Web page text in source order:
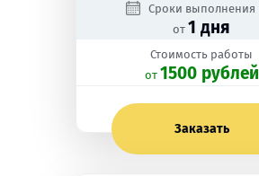
Сроки выполнения
от 1 дня
Стоимость работы
oт 1500 рублей
Заказать